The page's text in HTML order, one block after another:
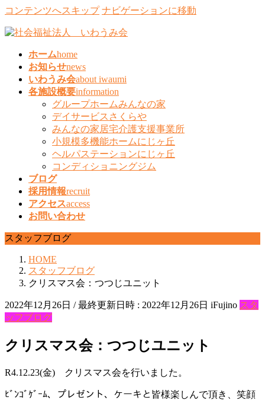
コンテンツへスキップ ナビゲーションに移動
ホームhome
お知らせnews
いわうみ会about iwaumi
各施設概要information
グループホームみんなの家
デイサービスさくらや
みんなの家居宅介護支援事業所
小規模多機能ホームにじヶ丘
ヘルパステーションにじヶ丘
コンディショニングジム
ブログ
採用情報recruit
アクセスaccess
お問い合わせ
スタッフブログ
HOME
スタッフブログ
クリスマス会：つつじユニット
2022年12月26日 / 最終更新日時 : 2022年12月26日 iFujino スタ
ッフブログ
クリスマス会：つつじユニット
R4.12.23(金) クリスマス会を行いました。
ﾋﾞﾝｺﾞｹﾞｰﾑ、プレゼント、ケーキと皆様楽しんで頂き、笑顔